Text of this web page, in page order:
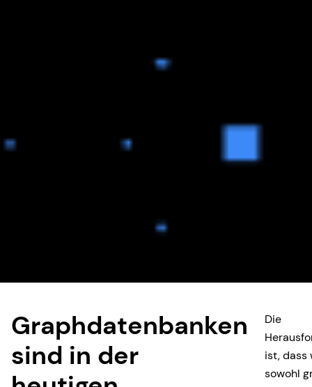
Graphdatenbanken
sind in der
Die
ist, dass
sowohl